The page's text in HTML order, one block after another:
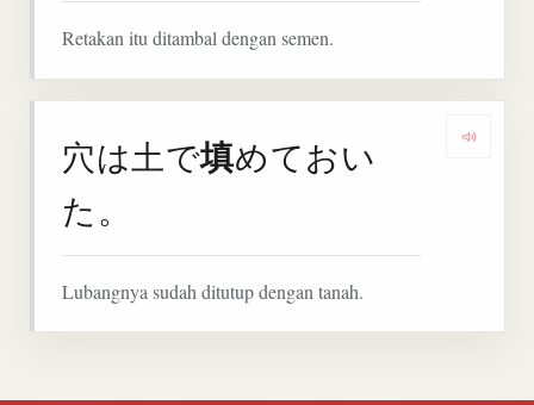
Retakan itu ditambal dengan semen.
穴は土で填めておい
た。
Lubangnya sudah ditutup dengan tanah.